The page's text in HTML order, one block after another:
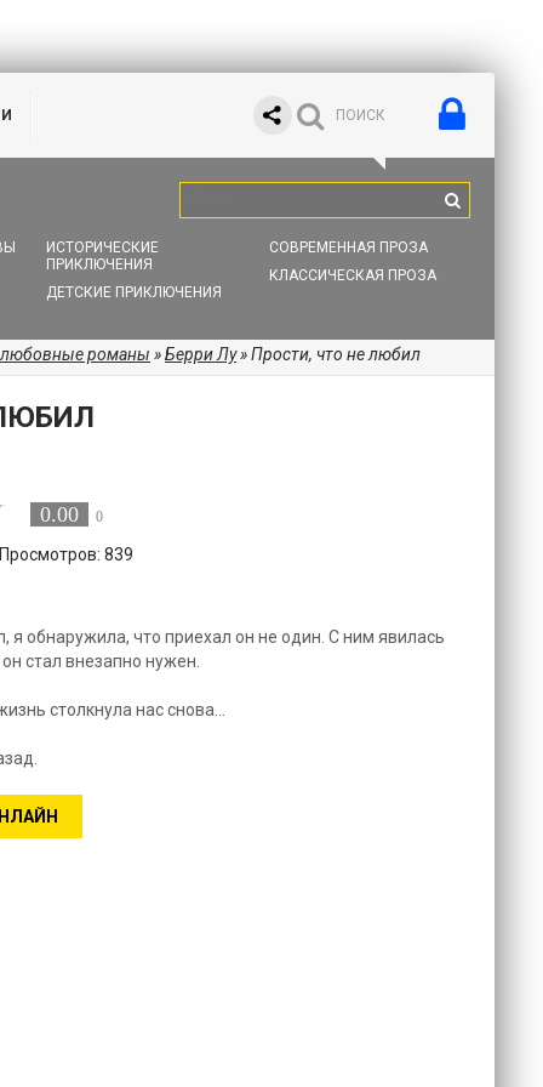
ИСТОРИЧЕСКИЕ
ПРИКЛЮЧЕНИЯ
ДЕТСКИЕ ПРИКЛЮЧЕНИЯ
СОВРЕМЕННАЯ ПРОЗА
КЛАССИЧЕСКАЯ ПРОЗА
романы »Берри Лу» Прости, что не любил
0.00 0
839
я обнаружила, что приехал он не один. С ним явилась
стал внезапно нужен.
столкнула нас снова...